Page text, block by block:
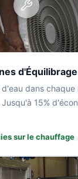
d'Équilibrage
dans
15%
sur le chauffage